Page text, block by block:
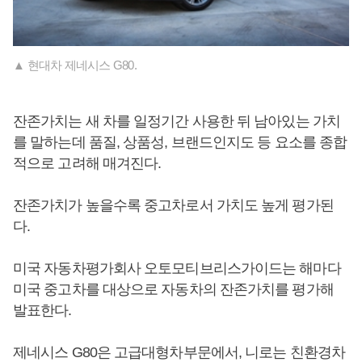
▲ 현대차 제네시스 G80.
잔존가치는 새 차를 일정기간 사용한 뒤 남아있는 가치
를 말하는데 품질, 상품성, 브랜드인지도 등 요소를 종합
적으로 고려해 매겨진다.
잔존가치가 높을수록 중고차로서 가치도 높게 평가된
다.
미국 자동차평가회사 오토모티브리스가이드는 해마다
미국 중고차를 대상으로 자동차의 잔존가치를 평가해
발표한다.
제네시스 G80은 고급대형차부문에서, 니로는 친환경차